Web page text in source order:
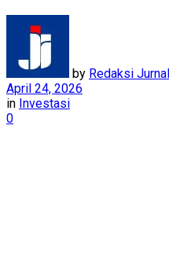
by Redaksi
April 24, 2026
in Investasi
0